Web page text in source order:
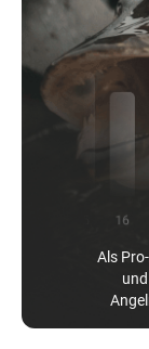
Als